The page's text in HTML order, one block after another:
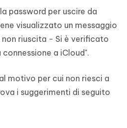
password per uscire da
visualizzato un messaggio
non riuscita - Si è verificato
a iCloud".
motivo per cui non riesci a
i suggerimenti di seguito